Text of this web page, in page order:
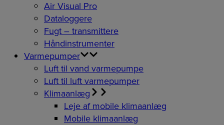
Air Visual Pro
Dataloggere
Fugt – transmittere
Håndinstrumenter
Varmepumper
Luft til vand varmepumpe
Luft til luft varmepumper
Klimaanlæg
Leje af mobile klimaanlæg
Mobile klimaanlæg